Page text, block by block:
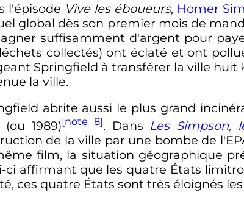
l'épisode Vive les éboueurs, Homer
global dès son premier mois de
suffisamment d'argent pour
collectés) ont éclaté et ont
Springfield à transférer la ville
la ville.
abrite aussi le plus grand
(ou 1989)[note 8]. Dans Les Simpson,
de la ville par une bombe de
film, la situation géographique
ci affirmant que les quatre États
ces quatre États sont très éloignés